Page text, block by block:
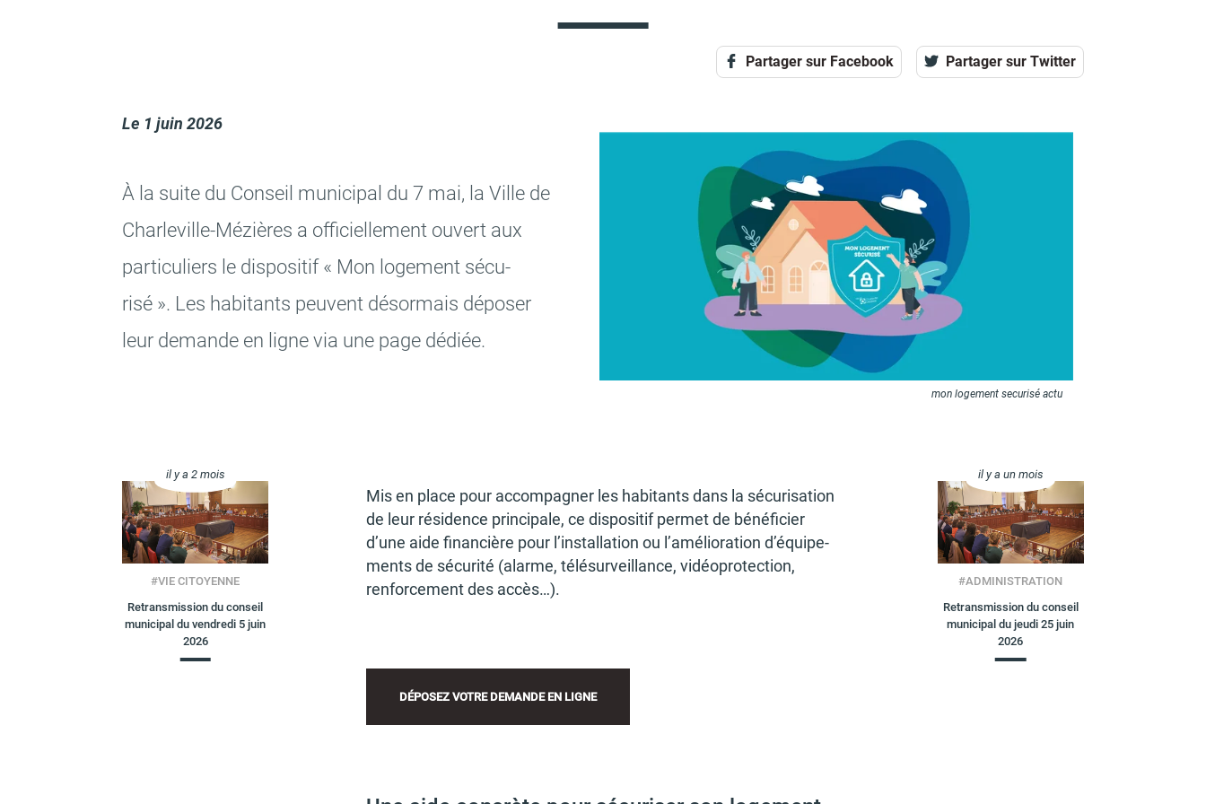
Partager sur Facebook Partager sur Twitter
Le 1 juin 2026
À la suite du Conseil muni­ci­pal du 7 mai, la Ville de
Char­le­ville-Mézières a offi­ciel­le­ment ouvert aux
parti­cu­liers le dispo­si­tif « Mon loge­ment sécu­
risé ». Les habi­tants peuvent désor­mais dépo­ser
leur demande en ligne via une page dédiée.
mon logement securisé actu
il y a 2 mois
#VIE CITOYENNE
Retransmission du conseil
municipal du vendredi 5 juin
2026
Mis en place pour accom­pa­gner les habi­tants dans la sécu­ri­sa­tion
de leur rési­dence prin­ci­pale, ce dispo­si­tif permet de béné­fi­cier
d’une aide finan­cière pour l’ins­tal­la­tion ou l’amé­lio­ra­tion d’équi­pe­
ments de sécu­rité (alarme, télé­sur­veillance, vidéo­pro­tec­tion,
renfor­ce­ment des accès…).
DÉPO­SEZ VOTRE DEMANDE EN LIGNE
il y a un mois
#ADMINISTRATION
Retransmission du conseil
municipal du jeudi 25 juin
2026